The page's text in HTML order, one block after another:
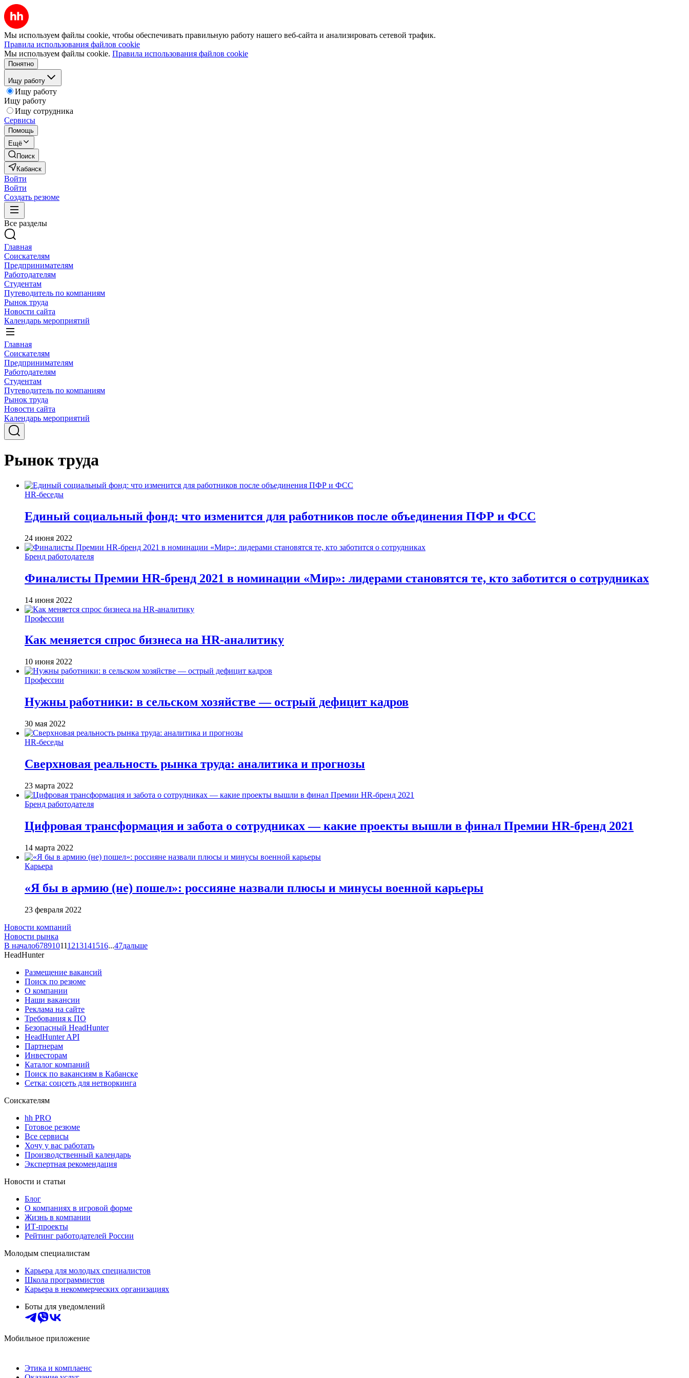
Мы используем файлы cookie, чтобы обеспечивать правильную работу нашего веб-сайта и анализировать сетевой трафик.
Правила использования файлов cookie
Мы используем файлы cookie. Правила использования файлов cookie
Понятно
Ищу работу
Ищу работу
Ищу работу
Ищу сотрудника
Сервисы
Помощь
Ещё
Поиск
Кабанск
Войти
Войти
Создать резюме
Все разделы
Главная
Соискателям
Предпринимателям
Работодателям
Студентам
Путеводитель по компаниям
Рынок труда
Новости сайта
Календарь мероприятий
Главная
Соискателям
Предпринимателям
Работодателям
Студентам
Путеводитель по компаниям
Рынок труда
Новости сайта
Календарь мероприятий
Рынок труда
HR-беседы
Единый социальный фонд: что изменится для работников после объединения ПФР и ФСС
24 июня 2022
Бренд работодателя
Финалисты Премии HR-бренд 2021 в номинации «Мир»: лидерами становятся те, кто заботится о сотрудниках
14 июня 2022
Профессии
Как меняется спрос бизнеса на HR-аналитику
10 июня 2022
Профессии
Нужны работники: в сельском хозяйстве — острый дефицит кадров
30 мая 2022
HR-беседы
Сверхновая реальность рынка труда: аналитика и прогнозы
23 марта 2022
Бренд работодателя
Цифровая трансформация и забота о сотрудниках — какие проекты вышли в финал Премии HR-бренд 2021
14 марта 2022
Карьера
«Я бы в армию (не) пошел»: россияне назвали плюсы и минусы военной карьеры
23 февраля 2022
Новости компаний
Новости рынка
В начало678910111213141516...47дальше
HeadHunter
Размещение вакансий
Поиск по резюме
О компании
Наши вакансии
Реклама на сайте
Требования к ПО
Безопасный HeadHunter
HeadHunter API
Партнерам
Инвесторам
Каталог компаний
Поиск по вакансиям в Кабанске
Сетка: соцсеть для нетворкинга
Соискателям
hh PRO
Готовое резюме
Все сервисы
Хочу у вас работать
Производственный календарь
Экспертная рекомендация
Новости и статьи
Блог
О компаниях в игровой форме
Жизнь в компании
ИТ-проекты
Рейтинг работодателей России
Молодым специалистам
Карьера для молодых специалистов
Школа программистов
Карьера в некоммерческих организациях
Боты для уведомлений
Мобильное приложение
Этика и комплаенс